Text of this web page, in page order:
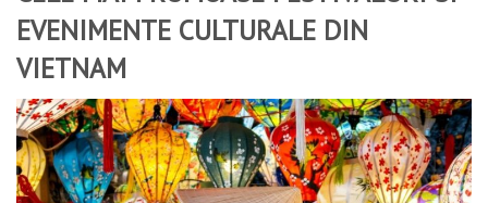
EVENIMENTE CULTURALE DIN
VIETNAM